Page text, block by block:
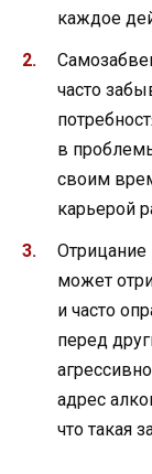
каждое
часто
в
своим
карьерой
может
и часто
перед
адрес
что такая